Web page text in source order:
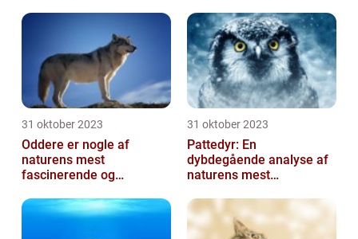
31 oktober 2023
Oddere er nogle af
naturens mest
fascinerende og
31 oktober 2023
Pattedyr: En
dybdegående analyse af
naturens mest